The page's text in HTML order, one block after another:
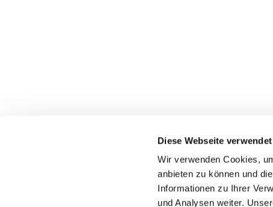
Diese Webseite
Wir verwenden Cookies,
anbieten zu können und
Informationen zu Ihrer
und Analysen weiter.